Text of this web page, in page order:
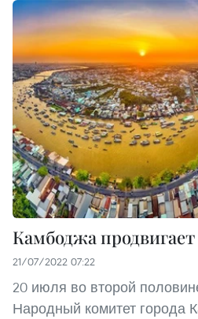
Камбоджа
21/07/2022 07:22
20 июля во второй
Народный комитет города